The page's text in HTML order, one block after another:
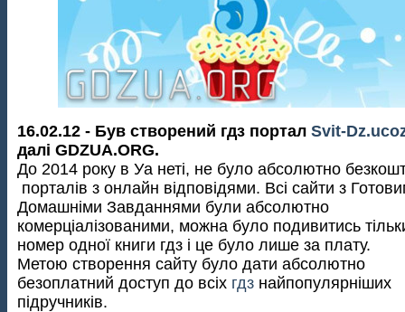
16.02.12 - Був створений гдз портал Svit-
далі GDZUA.ORG.
До 2014 року в Уа неті, не було абсолютно
порталів з онлайн відповідями. Всі сайти з
Домашніми Завданнями були абсолютно
комерціалізованими, можна було подивитись
номер одної книги гдз і це було лише за плату.
Метою створення сайту було дати абсолютно
безоплатний доступ до всіх гдз найпопулярніших
підручників.